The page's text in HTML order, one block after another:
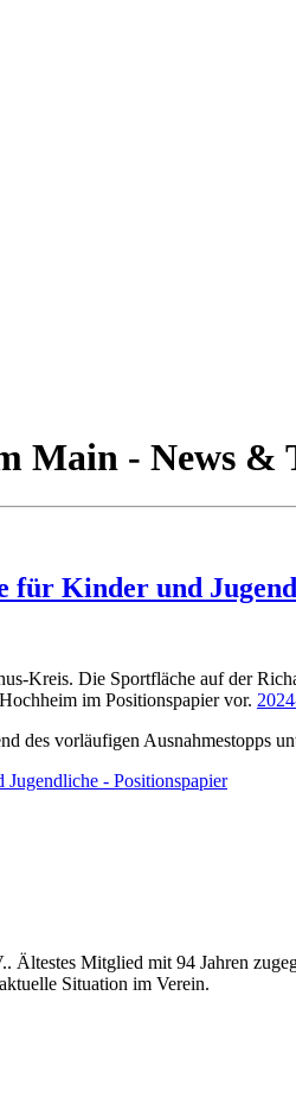
Main - News &
Kinder und
Kreis. Die Sportfläche auf der
im Positionspapier vor.
des vorläufigen
- Positionspapier
Mitglied mit 94 Jahren
Situation im Verein.